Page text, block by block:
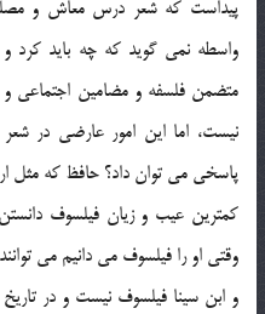
پیداست که شعر درس معاش و
واسطه نمی گوید که چه باید کرد
متضمن فلسفه و مضامین اجتماعی
نیست، اما این امور عارضی در
پاسخی می توان داد؟ حافظ که مثل
کمترین عیب و زیان فیلسوف
وقتی او را فیلسوف می دانیم می
و ابن سینا فیلسوف نیست و در